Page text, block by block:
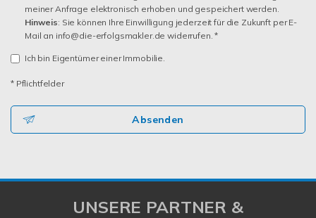
meiner Anfrage elektronisch erhoben und gespeichert werden.
Hinweis: Sie können Ihre Einwilligung jederzeit für die Zukunft per E-
Mail an info@die-erfolgsmakler.de widerrufen. *
Ich bin Eigentümer einer Immobilie.
* Pflichtfelder
Absenden
UNSERE PARTNER &